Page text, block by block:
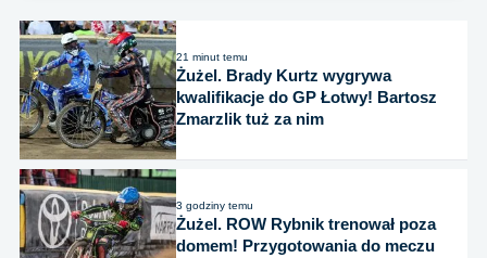
21 minut temu
Żużel. Brady Kurtz wygrywa
kwalifikacje do GP Łotwy! Bartosz
Zmarzlik tuż za nim
3 godziny temu
Żużel. ROW Rybnik trenował poza
domem! Przygotowania do meczu